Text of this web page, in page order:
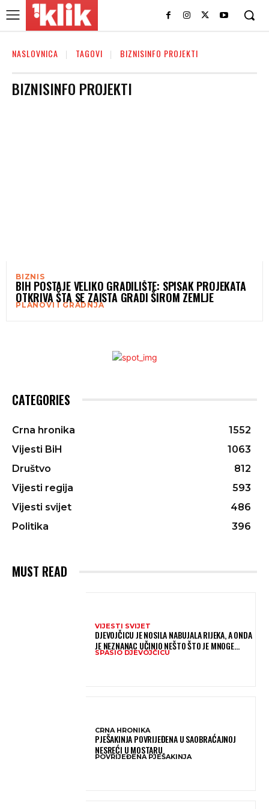
NASLOVNICA TAGOVI BIZNISINFO PROJEKTI
BIZNISINFO PROJEKTI
BIZNIS
BIH POSTAJE VELIKO GRADILIŠTE: SPISAK PROJEKATA
OTKRIVA ŠTA SE ZAISTA GRADI ŠIROM ZEMLJE
PLANOVI I GRADNJA
CATEGORIES
Crna hronika
1552
Vijesti BiH
1063
Društvo
812
Vijesti regija
593
Vijesti svijet
486
Politika
396
MUST READ
VIJESTI SVIJET
DJEVOJČICU JE NOSILA NABUJALA RIJEKA, A ONDA
JE NEZNANAC UČINIO NEŠTO ŠTO JE MNOGE
OSTAVILO BEZ RIJEČI
SPASIO DJEVOJČICU
CRNA HRONIKA
PJEŠAKINJA POVRIJEĐENA U SAOBRAĆAJNOJ
NESREĆI U MOSTARU
POVRIJEĐENA PJEŠAKINJA